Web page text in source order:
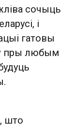
сочыць
і
гатовы
пры любым
што